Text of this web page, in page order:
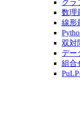
グラ
数理
線形
双対
デー
組合